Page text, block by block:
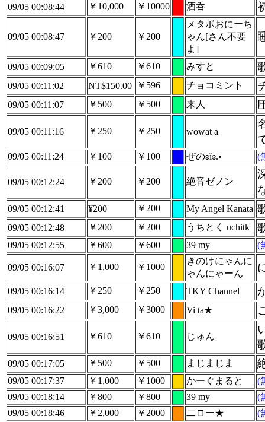
09/05 00:08:44 ￥10,000 ￥10000 酒呑
09/05 00:08:47 ￥200 ￥200
メタボおにーち
ゃん[さん不要
よ]
09/05 00:09:05 ￥610 ￥610 みすと
09/05 00:11:02 NT$150.00 ￥596 チョコミント
09/05 00:11:07 ￥500 ￥500 来人
09/05 00:11:16 ￥250 ￥250 wowat a
09/05 00:11:24 ￥100 ￥100 ぜのʚïɞ.• (
09/05 00:12:24 ￥200 ￥200 絶音ゼノン
09/05 00:12:41 ¥200 ￥200 My Angel Kanata
09/05 00:12:48 ￥200 ￥200 うちとく uchitk
09/05 00:12:55 ￥600 ￥600 39 my (
09/05 00:16:07 ￥1,000 ￥1000
きのけにゃんに
ゃんにゃーん
09/05 00:16:14 ￥250 ￥250 TKY Channel
09/05 00:16:22 ￥3,000 ￥3000 Vi ta★
09/05 00:16:51 ￥610 ￥610 じゅん
09/05 00:17:05 ￥500 ￥500 まじまじま
09/05 00:17:37 ￥1,000 ￥1000 かーぐまると
(
09/05 00:18:14
￥800 ￥800 39 my
(
09/05 00:18:46
￥2,000 ￥2000 二ロー★ (